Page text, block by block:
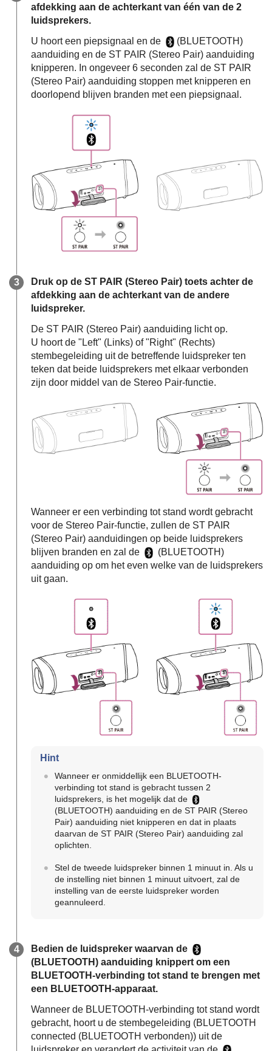
afdekking aan de achterkant van één van de 2
luidsprekers.
U hoort een piepsignaal en de
(BLUETOOTH)
aanduiding en de ST PAIR (Stereo Pair) aanduiding
knipperen. In ongeveer 6 seconden zal de ST PAIR
(Stereo Pair) aanduiding stoppen met knipperen en
doorlopend blijven branden met een piepsignaal.
Druk op de ST PAIR (Stereo Pair) toets achter de
afdekking aan de achterkant van de andere
luidspreker.
De ST PAIR (Stereo Pair) aanduiding licht op.
U hoort de "Left" (Links) of "Right" (Rechts)
stembegeleiding uit de betreffende luidspreker ten
teken dat beide luidsprekers met elkaar verbonden
zijn door middel van de Stereo Pair-functie.
Wanneer er een verbinding tot stand wordt gebracht
voor de Stereo Pair-functie, zullen de ST PAIR
(Stereo Pair) aanduidingen op beide luidsprekers
blijven branden en zal de
(BLUETOOTH)
aanduiding op om het even welke van de luidsprekers
uit gaan.
Hint
Wanneer er onmiddellijk een BLUETOOTH-
verbinding tot stand is gebracht tussen 2
luidsprekers, is het mogelijk dat de
(BLUETOOTH) aanduiding en de ST PAIR (Stereo
Pair) aanduiding niet knipperen en dat in plaats
daarvan de ST PAIR (Stereo Pair) aanduiding zal
oplichten.
Stel de tweede luidspreker binnen 1 minuut in. Als u
de instelling niet binnen 1 minuut uitvoert, zal de
instelling van de eerste luidspreker worden
geannuleerd.
Bedien de luidspreker waarvan de
(BLUETOOTH) aanduiding knippert om een
BLUETOOTH-verbinding tot stand te brengen met
een BLUETOOTH-apparaat.
Wanneer de BLUETOOTH-verbinding tot stand wordt
gebracht, hoort u de stembegeleiding (BLUETOOTH
connected (BLUETOOTH verbonden)) uit de